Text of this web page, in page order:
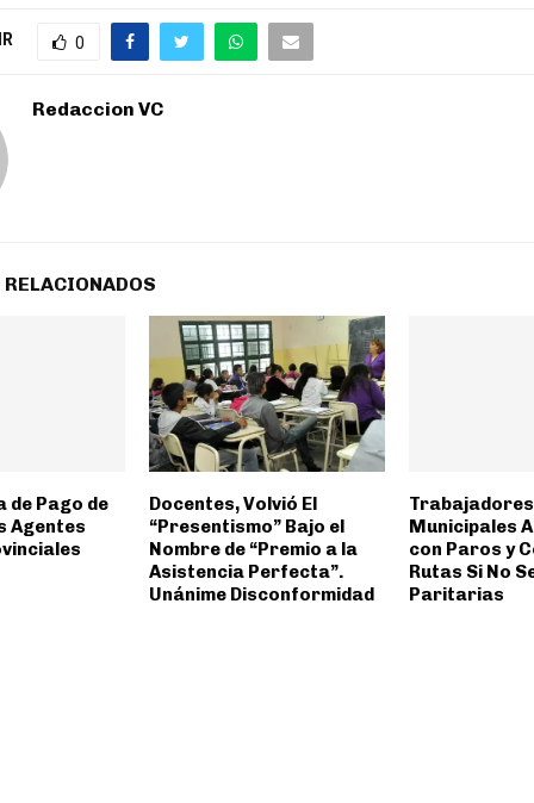
0
Redaccion VC
de Pago de
Agentes
Docentes, Volvió El
“Presentismo” Bajo el
Nombre de “Premio a la
Asistencia Perfecta”.
Unánime Disconformidad
Trabajadores
Municipales
con Paros y
Rutas Si No
Paritarias